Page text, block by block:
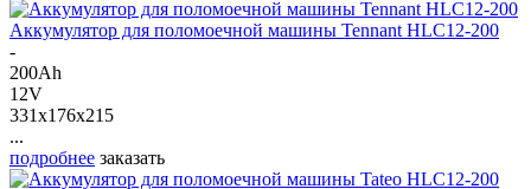
Аккумулятор для поломоечной машины Tennant HLC12-200
-
200Ah
12V
331x176x215
...
подробнее заказать